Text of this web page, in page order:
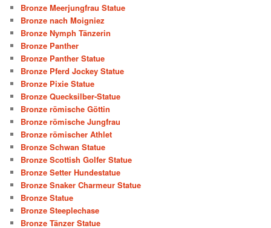
Bronze Meerjungfrau Statue
Bronze nach Moigniez
Bronze Nymph Tänzerin
Bronze Panther
Bronze Panther Statue
Bronze Pferd Jockey Statue
Bronze Pixie Statue
Bronze Quecksilber-Statue
Bronze römische Göttin
Bronze römische Jungfrau
Bronze römischer Athlet
Bronze Schwan Statue
Bronze Scottish Golfer Statue
Bronze Setter Hundestatue
Bronze Snaker Charmeur Statue
Bronze Statue
Bronze Steeplechase
Bronze Tänzer Statue